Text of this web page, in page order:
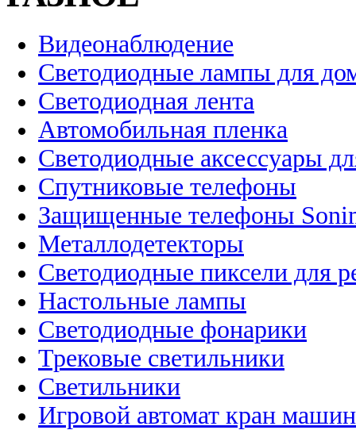
Видеонаблюдение
Светодиодные лампы для
Светодиодная лента
Автомобильная пленка
Светодиодные аксессуары
Спутниковые телефоны
Защищенные телефоны
Металлодетекторы
Светодиодные пиксели для
Настольные лампы
Светодиодные фонарики
Трековые светильники
Светильники
Игровой автомат кран